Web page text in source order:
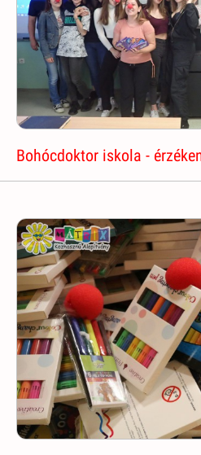
Bohócdoktor iskola -